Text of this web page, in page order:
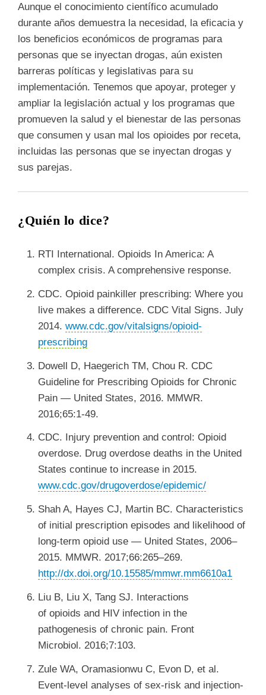
Aunque el conocimiento científico acumulado
durante años demuestra la necesidad, la eficacia y
los beneficios económicos de programas para
personas que se inyectan drogas, aún existen
barreras políticas y legislativas para su
implementación. Tenemos que apoyar, proteger y
ampliar la legislación actual y los programas que
promueven la salud y el bienestar de las personas
que consumen y usan mal los opioides por receta,
incluidas las personas que se inyectan drogas y
sus parejas.
¿Quién lo dice?
RTI International. Opioids In America: A
complex crisis. A comprehensive response.
CDC. Opioid painkiller prescribing: Where you
live makes a difference. CDC Vital Signs. July
2014. www.cdc.gov/vitalsigns/opioid-
prescribing
Dowell D, Haegerich TM, Chou R. CDC
Guideline for Prescribing Opioids for Chronic
Pain — United States, 2016. MMWR.
2016;65:1-49.
CDC. Injury prevention and control: Opioid
overdose. Drug overdose deaths in the United
States continue to increase in 2015.
www.cdc.gov/drugoverdose/epidemic/
Shah A, Hayes CJ, Martin BC. Characteristics
of initial prescription episodes and likelihood of
long-term opioid use — United States, 2006–
2015. MMWR. 2017;66:265–269.
http://dx.doi.org/10.15585/mmwr.mm6610a1
Liu B, Liu X, Tang SJ. Interactions
of opioids and HIV infection in the
pathogenesis of chronic pain. Front
Microbiol. 2016;7:103.
Zule WA, Oramasionwu C, Evon D, et al.
Event-level analyses of sex-risk and injection-